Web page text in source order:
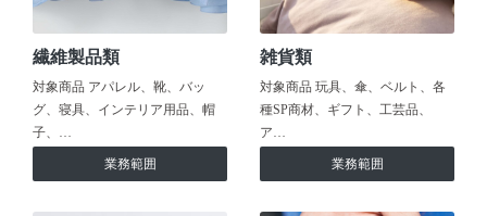
繊維製品類
対象商品 アパレル、靴、バッ
グ、寝具、インテリア用品、帽
子、…
業務範囲
雑貨類
対象商品 玩具、傘、ベルト、各
種SP商材、ギフト、工芸品、
ア…
業務範囲